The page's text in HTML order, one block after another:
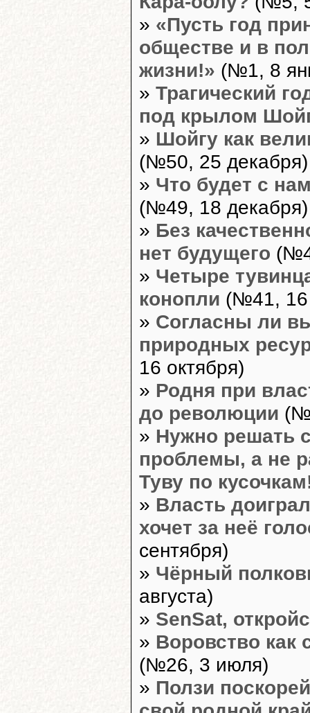
» «Пусть год
обществе и в
жизни!» (№1, 8
» Трагический
под крылом
» Шойгу как
(№50, 25 декабря)
» Что будет с
(№49, 18 декабря)
» Без
нет будущего
» Четыре
конопли (№41, 16
» Согласны ли
природных
16 октября)
» Родня при
до революции
» Нужно решать
проблемы, а не
Туву по
» Власть
хочет за неё
сентября)
» Чёрный
августа)
» SenSat,
» Воровство как
(№26, 3 июля)
» Ползи